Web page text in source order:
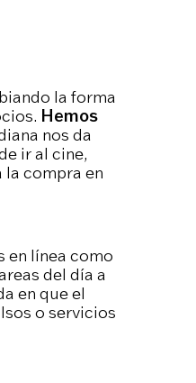
la forma
Hemos
nos da
ir al cine,
la compra en
en línea como
del día a
en que el
o servicios